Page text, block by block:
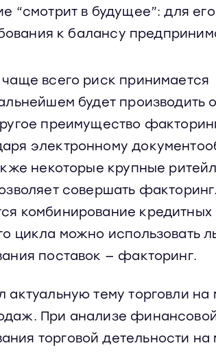
“смотрит в будущее”: для
к балансу
всего риск
будет производить
преимущество
электронному
некоторые крупные
совершать
комбинирование
цикла можно использовать
поставок — факторинг.
тему торговли
При анализе
торговой детельности на